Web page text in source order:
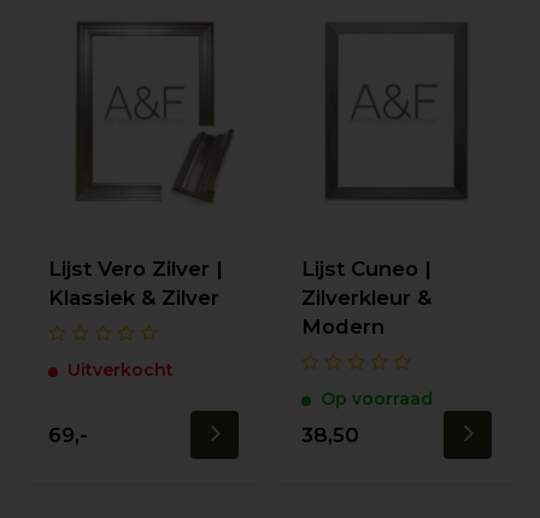
Lijst Vero Zilver |
Klassiek & Zilver
Uitverkocht
69,-
Lijst Cuneo |
Zilverkleur &
Modern
Op voorraad
38,50